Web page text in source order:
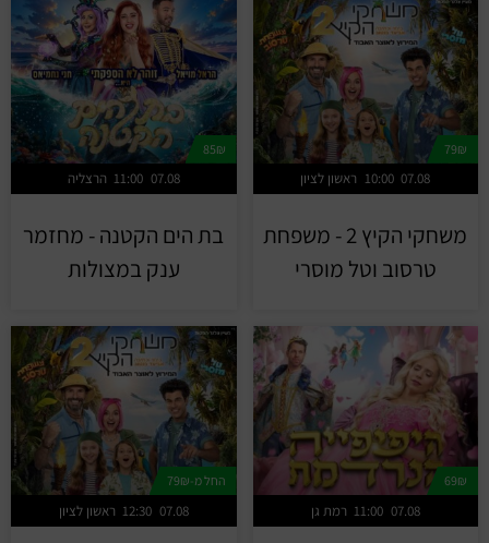
79₪
ראשון לציון 10:00 07.08
משחקי הקיץ 2 - משפחת
טרסוב וטל מוסרי
85₪
הרצליה 11:00 07.08
בת הים הקטנה - מחזמר
ענק במצולות
69₪
רמת גן 11:00 07.08
החל מ-79₪
ראשון לציון 12:30 07.08